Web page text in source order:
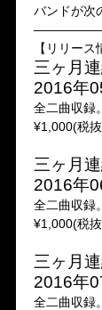
バンドが次
【リリース
三ヶ月
2016年
全二曲収録。
¥1,000(税
三ヶ月
2016年
全二曲収録。
¥1,000(税
三ヶ月
2016年
全二曲収録。